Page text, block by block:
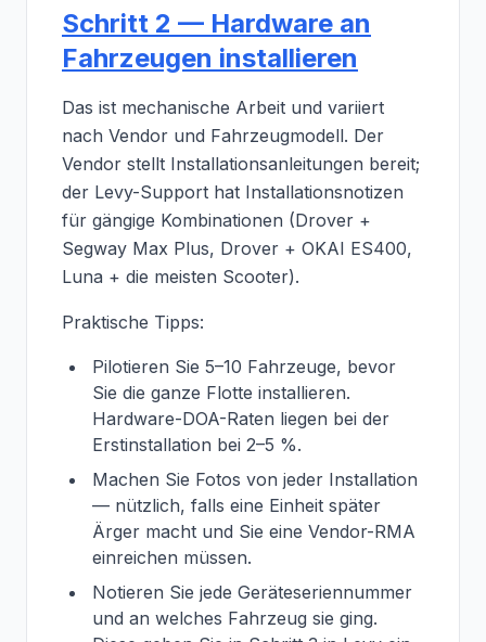
Schritt 2 — Hardware an
Fahrzeugen installieren
Das ist mechanische Arbeit und variiert
nach Vendor und Fahrzeugmodell. Der
Vendor stellt Installationsanleitungen bereit;
der Levy-Support hat Installationsnotizen
für gängige Kombinationen (Drover +
Segway Max Plus, Drover + OKAI ES400,
Luna + die meisten Scooter).
Praktische Tipps:
Pilotieren Sie 5–10 Fahrzeuge, bevor
Sie die ganze Flotte installieren.
Hardware-DOA-Raten liegen bei der
Erstinstallation bei 2–5 %.
Machen Sie Fotos von jeder Installation
— nützlich, falls eine Einheit später
Ärger macht und Sie eine Vendor-RMA
einreichen müssen.
Notieren Sie jede Geräteseriennummer
und an welches Fahrzeug sie ging.